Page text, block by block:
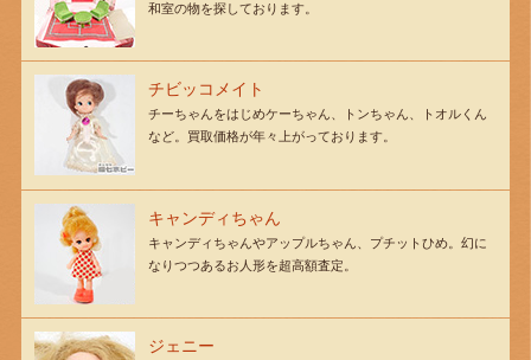
和室の物を探しております。
チビッコメイト
チーちゃんをはじめケーちゃん、トンちゃん、トオルくん
など。買取価格が年々上がっております。
キャンディちゃん
キャンディちゃんやアップルちゃん、プチットひめ。幻に
なりつつあるお人形を超高額査定。
ジェニー